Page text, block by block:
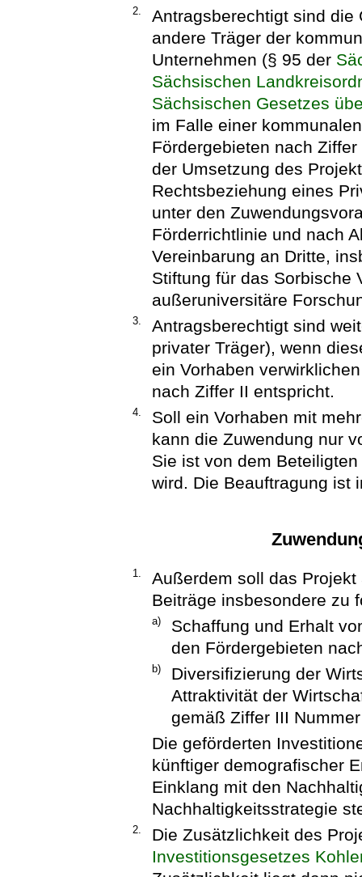
2.
Antragsberechtigt sind
andere Träger der
Unternehmen (§ 95 der
Sächsischen
Sächsischen Gesetzes
im Falle einer
Fördergebieten nach
der Umsetzung des
Rechtsbeziehung eines
unter den
Förderrichtlinie und nach
Vereinbarung an Dritte,
Stiftung für das Sorbische
außeruniversitäre
3.
Antragsberechtigt sind
privater Träger), wenn
ein Vorhaben
nach Ziffer II entspricht.
4.
Soll ein Vorhaben mit
kann die Zuwendung nur
Sie ist von dem
wird. Die Beauftragung ist
1.
Außerdem soll das
Beiträge insbesondere zu
a)
Schaffung und Erhalt
den Fördergebieten
b)
Diversifizierung der
Attraktivität der
gemäß Ziffer III
Die geförderten
künftiger demografischer
Einklang mit den
Nachhaltigkeitsstrategie
2.
Die Zusätzlichkeit des
Investitionsgesetzes